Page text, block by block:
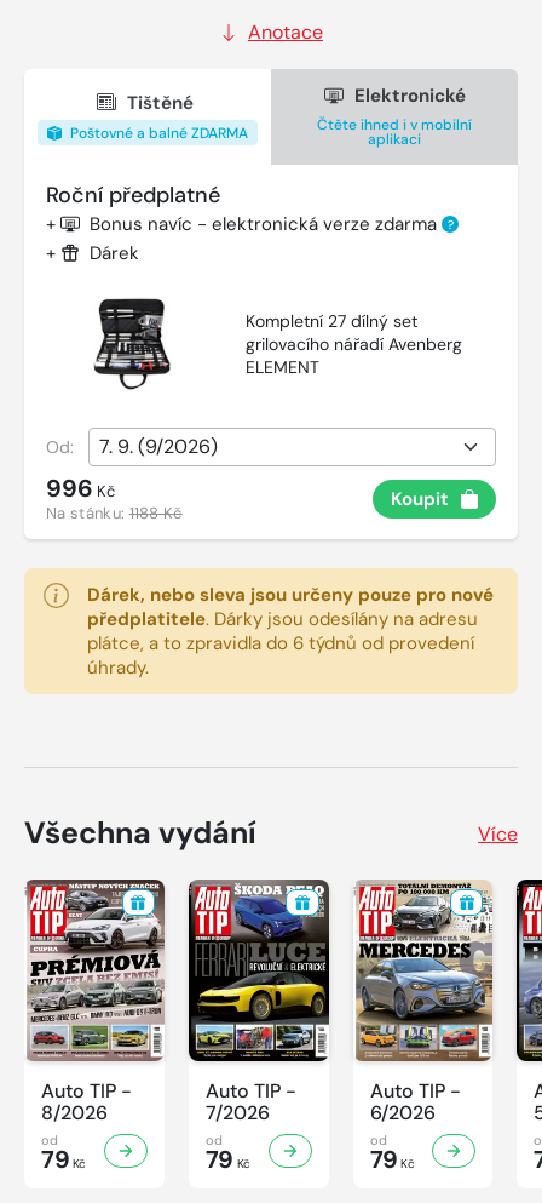
Anotace
Tištěné
Poštovné a balné ZDARMA
Elektronické
Čtěte ihned i v mobilní
aplikaci
Roční předplatné
+ Bonus navíc - elektronická verze zdarma ?
+ Dárek
Kompletní 27 dílný set
grilovacího nářadí Avenberg
ELEMENT
Od:
996 Kč
Na stánku:1188 Kč
Koupit
Dárek, nebo sleva jsou určeny pouze pro nové
předplatitele. Dárky jsou odesílány na adresu
plátce, a to zpravidla do 6 týdnů od provedení
úhrady.
Všechna vydání Více
Auto TIP -
8/2026
od
79 Kč
Auto TIP -
7/2026
od
79 Kč
Auto TIP -
6/2026
od
79 Kč